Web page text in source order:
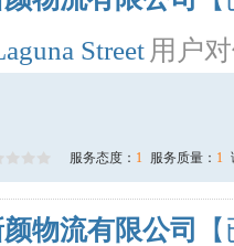
Street 用户
服务态度： 1 服务质量： 1
物流有限公司